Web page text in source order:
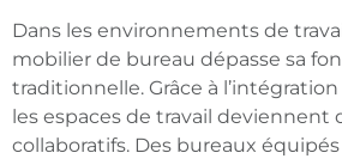
Dans les environnements de
mobilier de bureau dépasse sa
traditionnelle. Grâce à
les espaces de travail deviennent
collaboratifs. Des bureaux